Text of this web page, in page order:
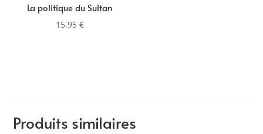
La politique du Sultan
15,95€
Produits similaires